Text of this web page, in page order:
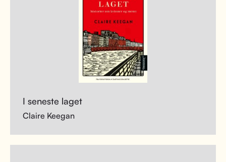
I seneste laget
Claire Keegan